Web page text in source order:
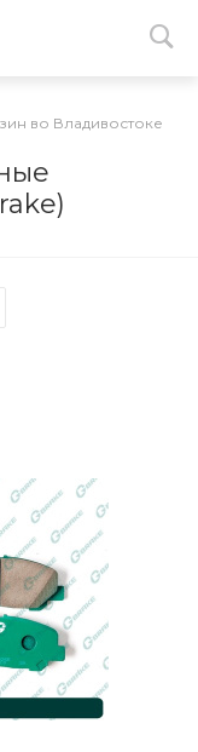
во Владивостоке